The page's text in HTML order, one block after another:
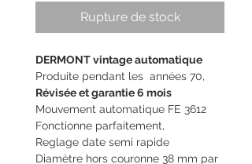
Rupture de stock
DERMONT vintage automatique
Produite pendant les années 70,
Réviséeet garantie 6 mois
Mouvement automatique FE 3612
Fonctionne parfaitement,
Reglage date semi rapide
Diamètre hors couronne 38 mm par